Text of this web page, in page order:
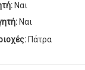
Ναι
Ναι
Πάτρα